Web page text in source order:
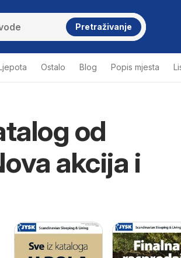
Pretraživanje
Ostalo Blog Popis mjesta
od
akcija i